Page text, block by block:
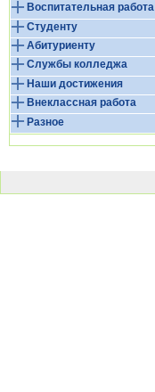
Воспитательная работа
Студенту
Абитуриенту
Службы колледжа
Наши достижения
Внеклассная работа
Разное